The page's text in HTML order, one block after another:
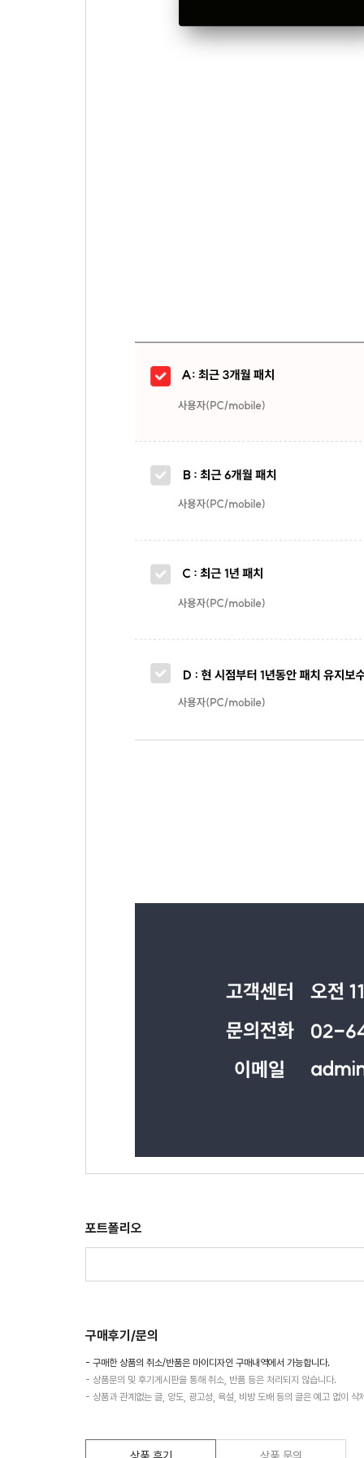
포트폴리오
구매후기/문의
- 구매한 상품의 취소/반품은 마이디자인 구매내역에서 가능합니다.
- 상품문의 및 후기게시판을 통해 취소, 반품 등은 처리되지 않습니다.
- 상품과 관계없는 글, 양도, 광고성, 욕설, 비방 도배 등의 글은 예고 없이 삭